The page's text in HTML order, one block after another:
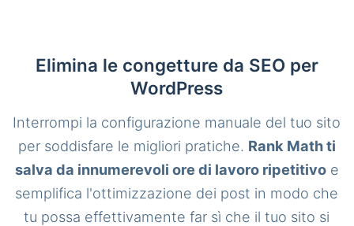
Elimina le congetture da SEO per
WordPress
Interrompi la configurazione manuale del tuo sito
per soddisfare le migliori pratiche. Rank Math ti
salva da innumerevoli ore di lavoro ripetitivoe
semplifica l'ottimizzazione dei post in modo che
tu possa effettivamente far sì che il tuo sito si